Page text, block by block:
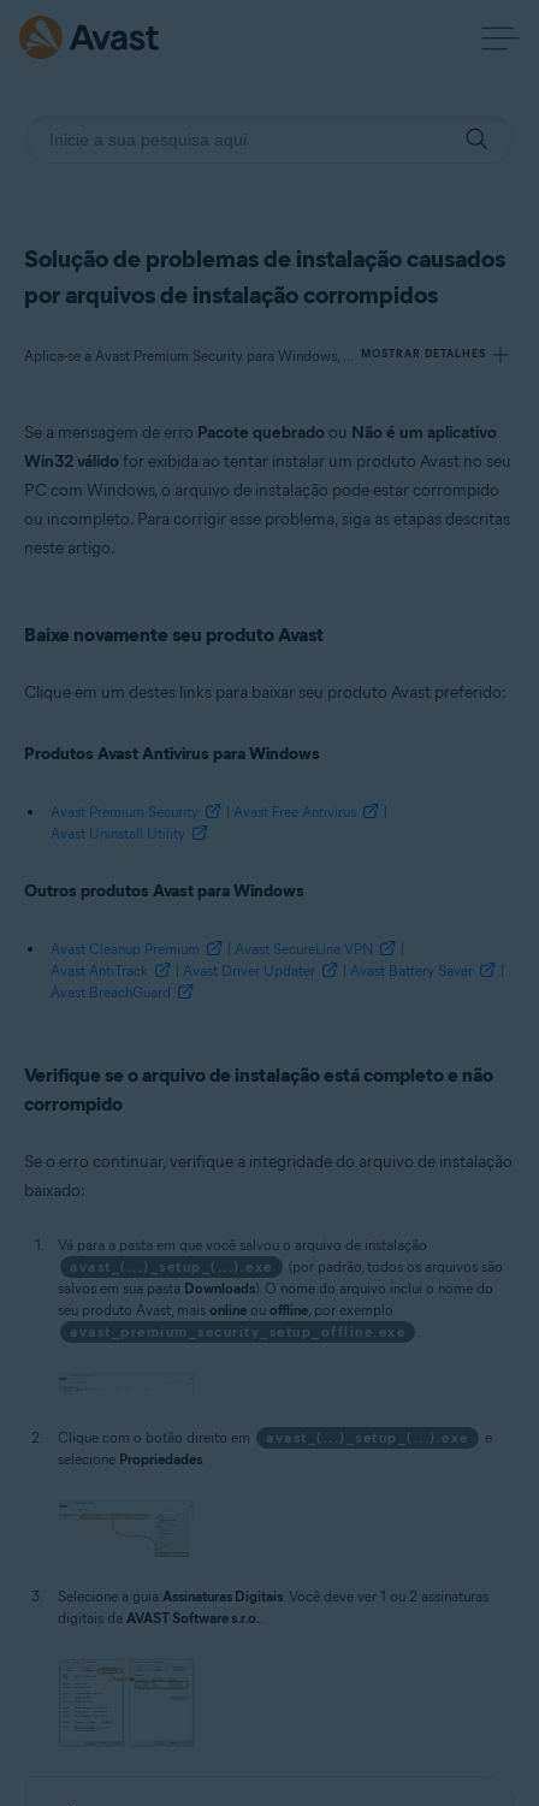
Solução de problemas de instalação causados
por arquivos de instalação corrompidos
Aplica-se a Avast Premium Security para Windows, Avast Free Antivirus para Windows, Avast Cleanup Premium para Windows, Avast SecureLine VPN para Windows, Avast AntiTrack Premium para Windows, Avast Driver Updater para Windows, Avast Battery Saver para Windows, Avast BreachGuard para Windows MOSTRAR DETALHES
Produtos:
Avast Free Antivirus 21.x para Windows
Avast Cleanup Premium 21.x para Windows
Avast SecureLine VPN 5.x para Windows
Avast BreachGuard 20.x para Windows
Microsoft Windows 8.1 / Pro / Enterprise - 32 / 64-bit
Microsoft Windows 7 Home Basic/Home
Premium/Professional/Enterprise/Ultimate - Service Pack 1 com
atualização de pacote cumulativo de conveniência, 32/64 bits
Se a mensagem de erro Pacote quebrado ou Não é um aplicativo
Win32 válido for exibida ao tentar instalar um produto Avast no seu
PC com Windows, o arquivo de instalação pode estar corrompido
ou incompleto. Para corrigir esse problema, siga as etapas descritas
neste artigo.
Baixe novamente seu produto Avast
Clique em um destes links para baixar seu produto Avast preferido:
Produtos Avast Antivirus para Windows
Avast Premium Security Avast Free Antivirus
Avast Uninstall Utility
Outros produtos Avast para Windows
Avast Cleanup Premium Avast SecureLine VPN
Avast AntiTrack
Avast Driver Updater Avast Battery Saver
Avast BreachGuard
Verifique se o arquivo de instalação está completo e não
corrompido
Se o erro continuar, verifique a integridade do arquivo de instalação
baixado:
Vá para a pasta em que você salvou o arquivo de instalação
avast_(...)_setup_(...).exe
(por padrão, todos os arquivos são
salvos em sua pasta Downloads). O nome do arquivo inclui o nome do
seu produto Avast, mais online ou offline, por exemplo
avast_premium_security_setup_offline.exe
.
Clique com o botão direito em avast_(...)_setup_(...).exe
e
selecione Propriedades
Selecione a guia Assinaturas Digitais . Você deve ver 1 ou 2 assinaturas
digitais da AVAST Software s.r.o.